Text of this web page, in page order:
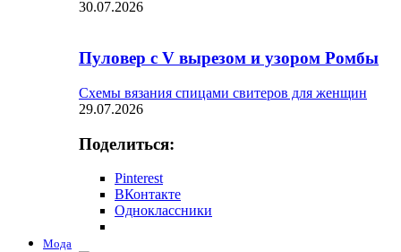
30.07.2026
Пуловер с V вырезом и узором Ромбы
Схемы вязания спицами свитеров для женщин
29.07.2026
Поделиться:
Pinterest
ВКонтакте
Одноклассники
Мода